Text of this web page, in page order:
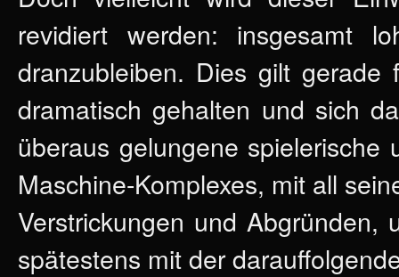
revidiert werden: insgesamt
dranzubleiben. Dies gilt
dramatisch gehalten und sich
überaus gelungene
Maschine-Komplexes, mit all
Verstrickungen und
spätestens mit der